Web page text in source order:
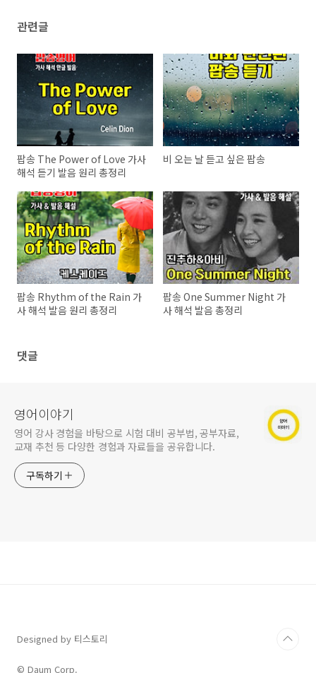
관련글
팝송 The Power of Love 가사
해석 듣기 발음 원리 총정리
비 오는 날 듣고 싶은 팝송
팝송 Rhythm of the Rain 가
사 해석 발음 원리 총정리
팝송 One Summer Night 가
사 해석 발음 총정리
댓글
영어이야기
영어 강사 경험을 바탕으로 시험 대비 공부법, 공부자료,
교재 추천 등 다양한 경험과 자료들을 공유합니다.
구독하기
Designed by 티스토리
© Daum Corp.